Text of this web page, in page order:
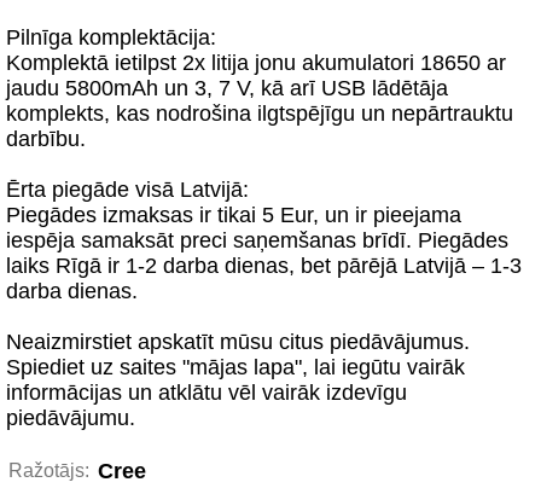
Pilnīga komplektācija:
Komplektā ietilpst 2x litija jonu akumulatori 18650 ar
jaudu 5800mAh un 3, 7 V, kā arī USB lādētāja
komplekts, kas nodrošina ilgtspējīgu un nepārtrauktu
darbību.
Ērta piegāde visā Latvijā:
Piegādes izmaksas ir tikai 5 Eur, un ir pieejama
iespēja samaksāt preci saņemšanas brīdī. Piegādes
laiks Rīgā ir 1-2 darba dienas, bet pārējā Latvijā – 1-3
darba dienas.
Neaizmirstiet apskatīt mūsu citus piedāvājumus.
Spiediet uz saites "mājas lapa", lai iegūtu vairāk
informācijas un atklātu vēl vairāk izdevīgu
piedāvājumu.
Ražotājs: Cree